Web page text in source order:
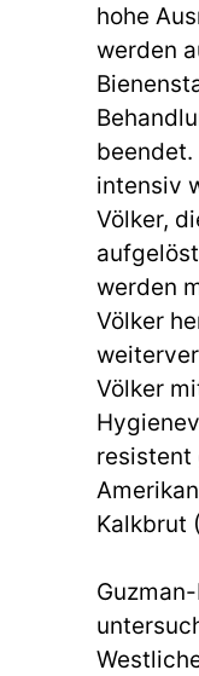
hohe
werden
beendet.
intensiv
Völker,
werden
Völker
Völker
resistent
Kalkbrut